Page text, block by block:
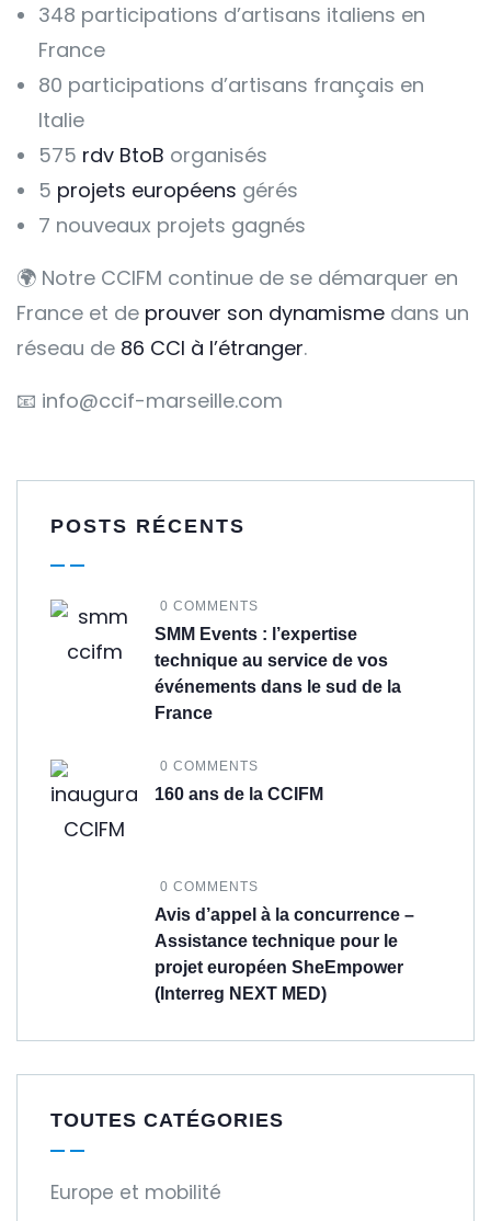
348 participations d’artisans italiens en
France
80 participations d’artisans français en
Italie
575 rdv BtoB organisés
5 projets européens gérés
7 nouveaux projets gagnés
🌍 Notre CCIFM continue de se démarquer en
France et de prouver son dynamisme dans un
réseau de 86 CCI à l’étranger.
📧 info@ccif-marseille.com
POSTS RÉCENTS
0 COMMENTS
SMM Events : l’expertise
technique au service de vos
événements dans le sud de la
France
0 COMMENTS
160 ans de la CCIFM
0 COMMENTS
Avis d’appel à la concurrence –
Assistance technique pour le
projet européen SheEmpower
(Interreg NEXT MED)
TOUTES CATÉGORIES
Europe et mobilité